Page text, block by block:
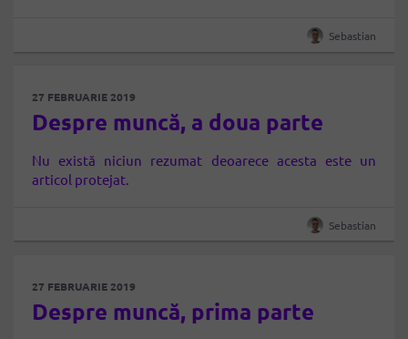
smartphone-uri, Internet, aplicații și informație cât
Sebastian
27 FEBRUARIE 2019
Despre muncă, a doua parte
Nu există niciun rezumat deoarece acesta este un
articol protejat.
Sebastian
27 FEBRUARIE 2019
Despre muncă, prima parte